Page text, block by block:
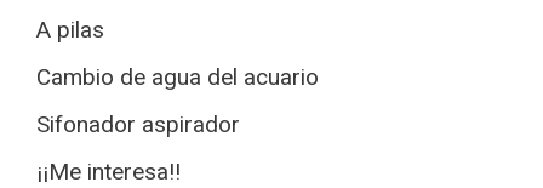
A pilas
Cambio de agua del acuario
Sifonador aspirador
¡¡Me interesa!!